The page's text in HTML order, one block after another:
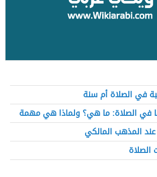
في الصلاة أم سنة
في الصلاة: ما هي؟ ولماذا هي مهمة
عند المذهب المالكي